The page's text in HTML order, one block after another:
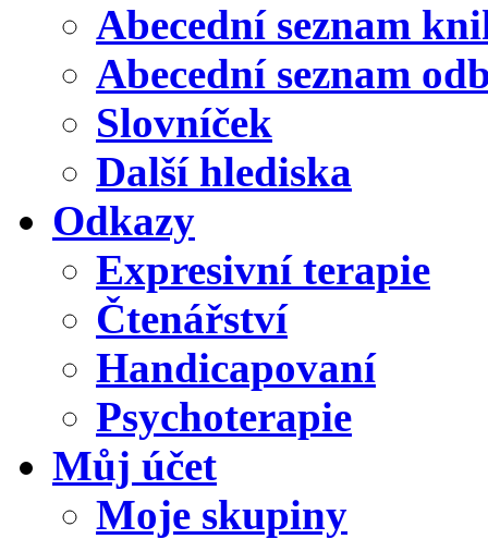
Abecední seznam
Abecední seznam
Slovníček
Další hlediska
Odkazy
Expresivní terapie
Čtenářství
Handicapovaní
Psychoterapie
Můj účet
Moje skupiny